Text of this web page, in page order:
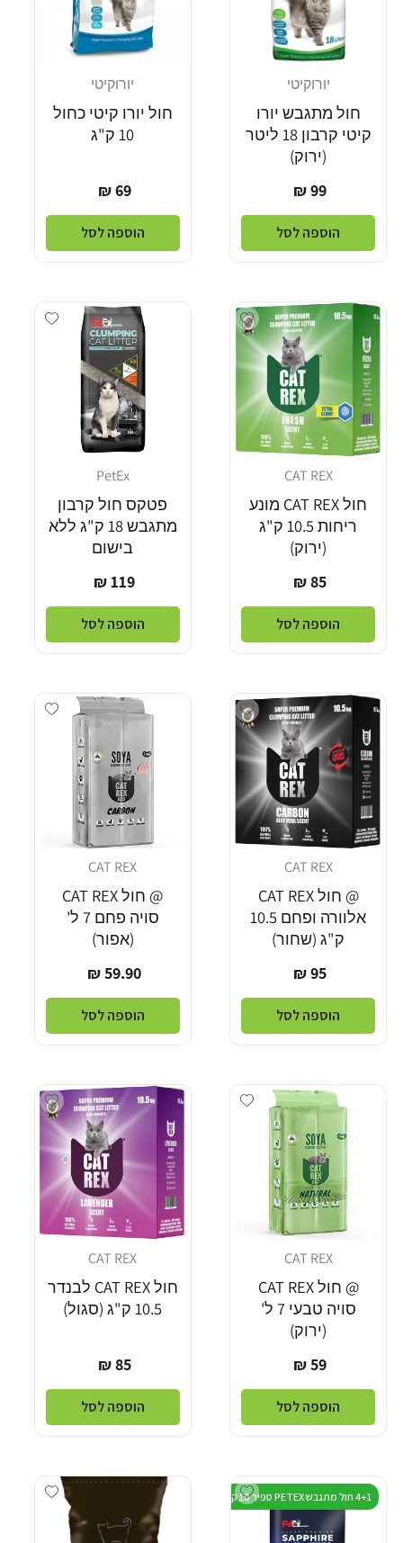
יורוקיטי
חול מתגבש יורו
קיטי קרבון 18 ליטר
(ירוק)
מחיר
רגיל
99 ₪
הוספה לסל
יורוקיטי
חול יורו קיטי כחול
10 ק"ג
מחיר
רגיל
69 ₪
הוספה לסל
Add wishlist
CAT REX
חול CAT REX מונע
ריחות 10.5 ק"ג
(ירוק)
מחיר
רגיל
85 ₪
הוספה לסל
wishlist
PetEx
פטקס חול קרבון
מתגבש 18 ק"ג ללא
בישום
מחיר
רגיל
119 ₪
הוספה לסל
Add wishlist
CAT REX
@ חול CAT REX
אלוורה ופחם 10.5
ק"ג (שחור)
מחיר
רגיל
95 ₪
הוספה לסל
wishlist
CAT REX
@ חול CAT REX
סויה פחם 7 ל'
(אפור)
מחיר
רגיל
59.90 ₪
הוספה לסל
Add wishlist
CAT REX
@ חול CAT REX
סויה טבעי 7 ל'
(ירוק)
מחיר
רגיל
59 ₪
הוספה לסל
wishlist
CAT REX
חול CAT REX לבנדר
10.5 ק"ג (סגול)
מחיר
רגיל
85 ₪
הוספה לסל
Add wishlist
4+1 חול מתגבש PETEX ספיר 10 קילו
Add wishlist